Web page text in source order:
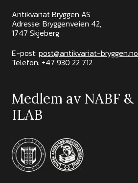
Antikvariat Bryggen AS
Adresse: Bryggenveien 42,
1747 Skjeberg
E-post: post@antikvariat-bryggen.no
Telefon: +47 930 22 712
Medlem av NABF &
ILAB